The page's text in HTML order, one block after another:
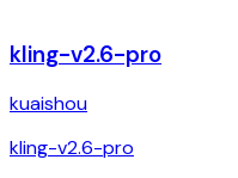
kling-v2.6-pro
kuaishou
kling-v2.6-pro